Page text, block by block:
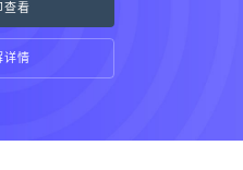
查看
详情